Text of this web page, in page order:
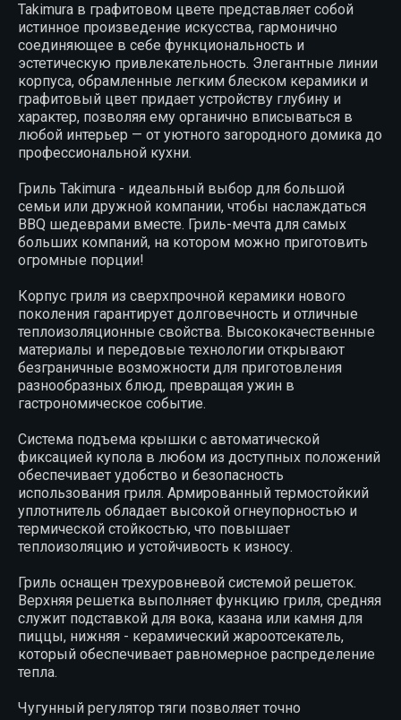
Takimura в графитовом цвете представляет собой
истинное произведение искусства, гармонично
соединяющее в себе функциональность и
эстетическую привлекательность. Элегантные линии
корпуса, обрамленные легким блеском керамики и
графитовый цвет придает устройству глубину и
характер, позволяя ему органично вписываться в
любой интерьер — от уютного загородного домика до
профессиональной кухни.
Гриль Takimura - идеальный выбор для большой
семьи или дружной компании, чтобы наслаждаться
BBQ шедеврами вместе. Гриль-мечта для самых
больших компаний, на котором можно приготовить
огромные порции!
Корпус гриля из сверхпрочной керамики нового
поколения гарантирует долговечность и отличные
теплоизоляционные свойства. Высококачественные
материалы и передовые технологии открывают
безграничные возможности для приготовления
разнообразных блюд, превращая ужин в
гастрономическое событие.
Система подъема крышки с автоматической
фиксацией купола в любом из доступных положений
обеспечивает удобство и безопасность
использования гриля. Армированный термостойкий
уплотнитель обладает высокой огнеупорностью и
термической стойкостью, что повышает
теплоизоляцию и устойчивость к износу.
Гриль оснащен трехуровневой системой решеток.
Верхняя решетка выполняет функцию гриля, средняя
служит подставкой для вока, казана или камня для
пиццы, нижняя - керамический жароотсекатель,
который обеспечивает равномерное распределение
тепла.
Чугунный регулятор тяги позволяет точно